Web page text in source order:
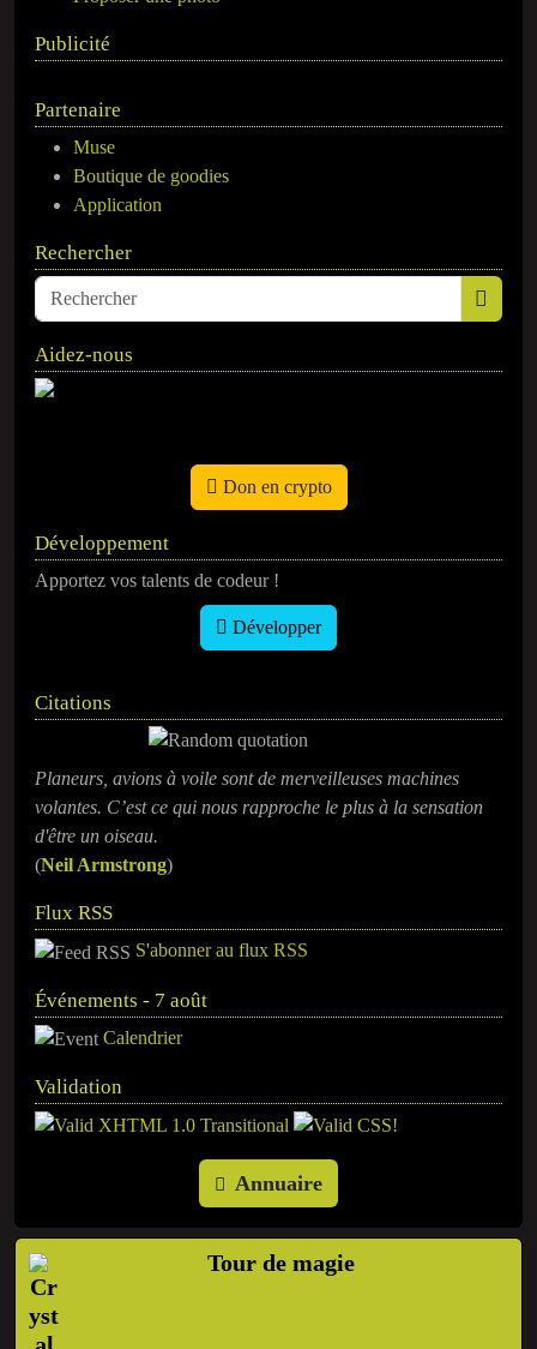
Publicité
Partenaire
Muse
Boutique de goodies
Application
Rechercher
Aidez-nous
Don en crypto
Développement
Apportez vos talents de codeur !
Développer
Citations
Planeurs, avions à voile sont de merveilleuses machines
volantes. C’est ce qui nous rapproche le plus à la sensation
d'être un oiseau.
(Neil Armstrong)
Flux RSS
S'abonner au flux RSS
Événements - 7 août
Calendrier
Validation
Annuaire
Tour de magie